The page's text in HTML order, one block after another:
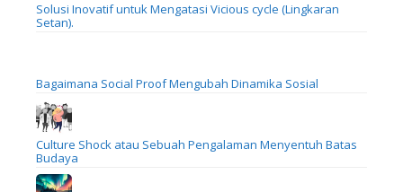
Solusi Inovatif untuk Mengatasi Vicious cycle (Lingkaran
Setan).
Bagaimana Social Proof Mengubah Dinamika Sosial
Culture Shock atau Sebuah Pengalaman Menyentuh Batas
Budaya